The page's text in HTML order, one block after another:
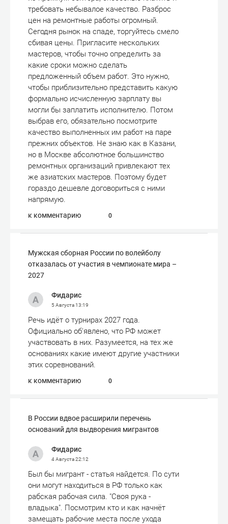
требовать небывалое качество. Разброс
цен на ремонтные работы огромный.
Сегодня рынок на спаде, торгуйтесь смело
сбивая цены. Пригласите нескольких
мастеров, чтобы точно определить за
какие сроки можно сделать
предложенный объем работ. Это нужно,
чтобы приблизительно представить какую
формально исчисленную зарплату вы
могли бы заплатить исполнителю. Потом
выбрав его, обязательно посмотрите
качество выполненных им работ на паре
прежних объектов. Не знаю как в Казани,
но в Москве абсолютное большинство
ремонтных организаций привлекают тех
же азиатских мастеров. Поэтому будет
гораздо дешевле договориться с ними
напрямую.
к комментарию 0
Мужская сборная России по волейболу
отказалась от участия в чемпионате мира –
2027
Фидарис
5 Августа13:19
Речь идёт о турнирах 2027 года.
Официально об'явлено, что РФ может
участвовать в них. Разумеется, на тех же
основаниях какие имеют другие участники
этих соревнований.
к комментарию 0
В России вдвое расширили перечень
оснований для выдворения мигрантов
Фидарис
4 Августа22:12
Был бы мигрант - статья найдется. По сути
они могут находиться в РФ только как
рабская рабочая сила. "Своя рука -
владыка". Посмотрим кто и как начнёт
замещать рабочие места после ухода